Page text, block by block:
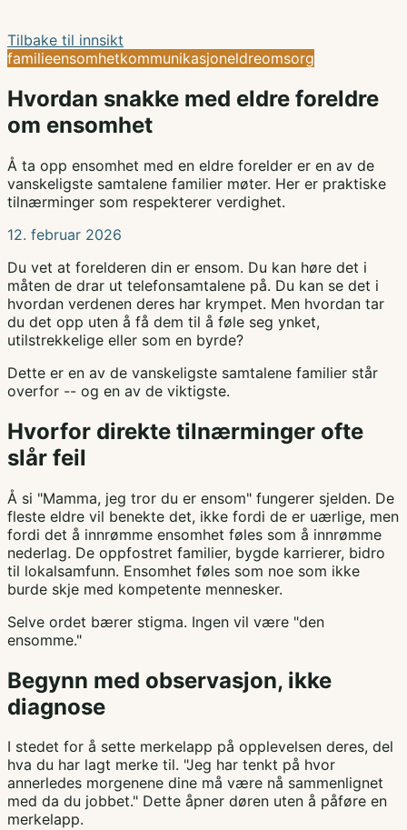
Tilbake til innsikt
familieensomhetkommunikasjoneldreomsorg
Hvordan snakke med eldre foreldre
om ensomhet
Å ta opp ensomhet med en eldre forelder er en av de
vanskeligste samtalene familier møter. Her er praktiske
tilnærminger som respekterer verdighet.
12. februar 2026
Du vet at forelderen din er ensom. Du kan høre det i
måten de drar ut telefonsamtalene på. Du kan se det i
hvordan verdenen deres har krympet. Men hvordan tar
du det opp uten å få dem til å føle seg ynket,
utilstrekkelige eller som en byrde?
Dette er en av de vanskeligste samtalene familier står
overfor -- og en av de viktigste.
Hvorfor direkte tilnærminger ofte
slår feil
Å si "Mamma, jeg tror du er ensom" fungerer sjelden. De
fleste eldre vil benekte det, ikke fordi de er uærlige, men
fordi det å innrømme ensomhet føles som å innrømme
nederlag. De oppfostret familier, bygde karrierer, bidro
til lokalsamfunn. Ensomhet føles som noe som ikke
burde skje med kompetente mennesker.
Selve ordet bærer stigma. Ingen vil være "den
ensomme."
Begynn med observasjon, ikke
diagnose
I stedet for å sette merkelapp på opplevelsen deres, del
hva du har lagt merke til. "Jeg har tenkt på hvor
annerledes morgenene dine må være nå sammenlignet
med da du jobbet." Dette åpner døren uten å påføre en
merkelapp.